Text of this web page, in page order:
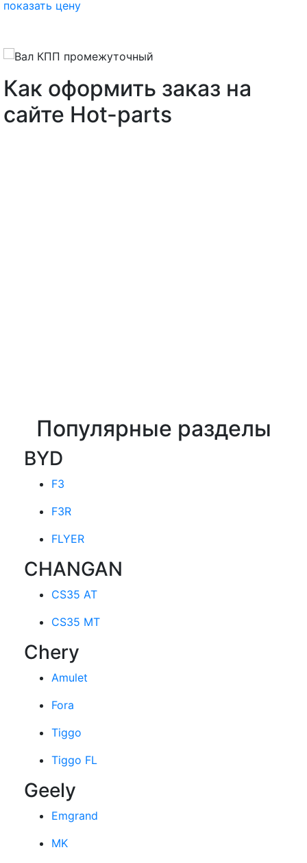
показать цену
Как оформить заказ на
сайте Hot-parts
Популярные разделы
BYD
F3
F3R
FLYER
CHANGAN
CS35 AT
CS35 MT
Chery
Amulet
Fora
Tiggo
Tiggo FL
Geely
Emgrand
MK